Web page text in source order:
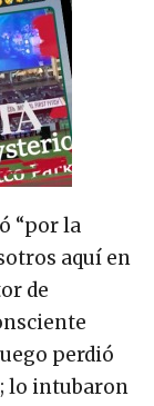
“por la
aquí en
de
perdió
lo intubaron